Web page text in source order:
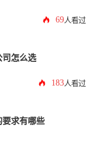
69人看过
司怎么选
183人看过
要求有哪些